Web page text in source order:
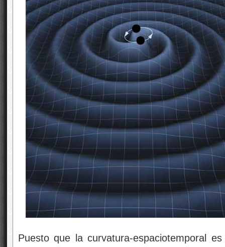
Puesto que la curvatura-espaciotemporal